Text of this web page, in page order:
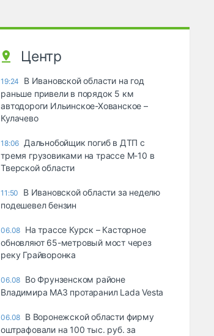
Центр
19:24
В Ивановской области на год
раньше привели в порядок 5 км
автодороги Ильинское-Хованское –
Кулачево
18:06 Дальнобойщик погиб в ДТП с
тремя грузовиками на трассе М-10 в
Тверской области
11:50
В Ивановской области за неделю
подешевел бензин
06.08 На трассе Курск – Касторное
обновляют 65-метровый мост через
реку Грайворонка
06.08 Во Фрунзенском районе
Владимира МАЗ протаранил Lada Vesta
06.08 В Воронежской области фирму
оштрафовали на 100 тыс. руб. за